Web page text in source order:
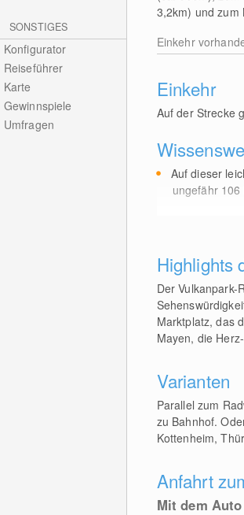
SONSTIGES
Konfigurator
Reiseführer
Karte
Gewinnspiele
Umfragen
3,2km) und zum
Einkehr
Einkehr
Auf der Strecke
Auf dieser
ungefähr 106
Highlights
Der
Marktplatz, das
Mayen, die
Varianten
Parallel zum
zu Bahnhof.
Kottenheim,
Anfahrt
Mit dem Auto